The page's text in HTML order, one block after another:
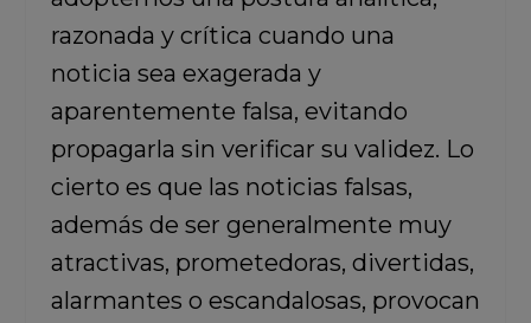
razonada y crítica cuando una
noticia sea exagerada y
aparentemente falsa, evitando
propagarla sin verificar su validez. Lo
cierto es que las noticias falsas,
además de ser generalmente muy
atractivas, prometedoras, divertidas,
alarmantes o escandalosas, provocan